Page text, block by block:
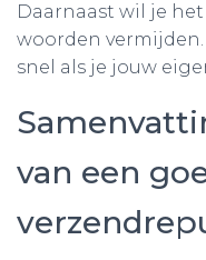
Daarnaast wil je
woorden vermijden.
snel als je jouw
van een